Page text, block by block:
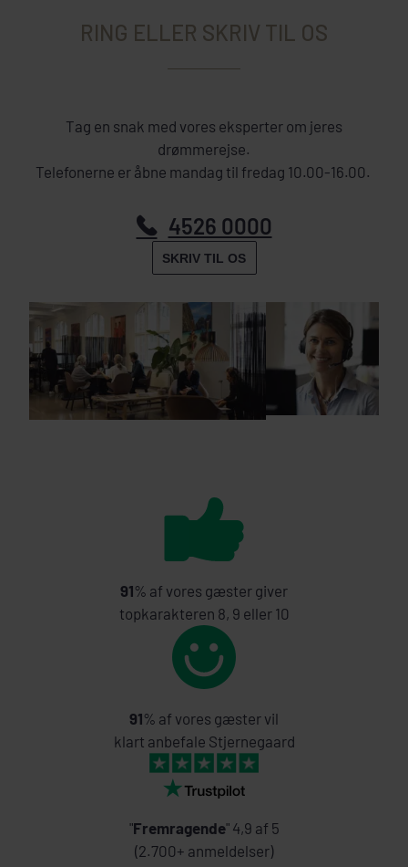
RING ELLER SKRIV TIL OS
Tag en snak med vores eksperter om jeres
drømmerejse.
Telefonerne er åbne mandag til fredag 10.00-16.00.
4526 0000
SKRIV TIL OS
91% af vores gæster giver
topkarakteren 8, 9 eller 10
91% af vores gæster vil
klart anbefale Stjernegaard
"Fremragende" 4,9 af 5
(2.700+ anmeldelser)